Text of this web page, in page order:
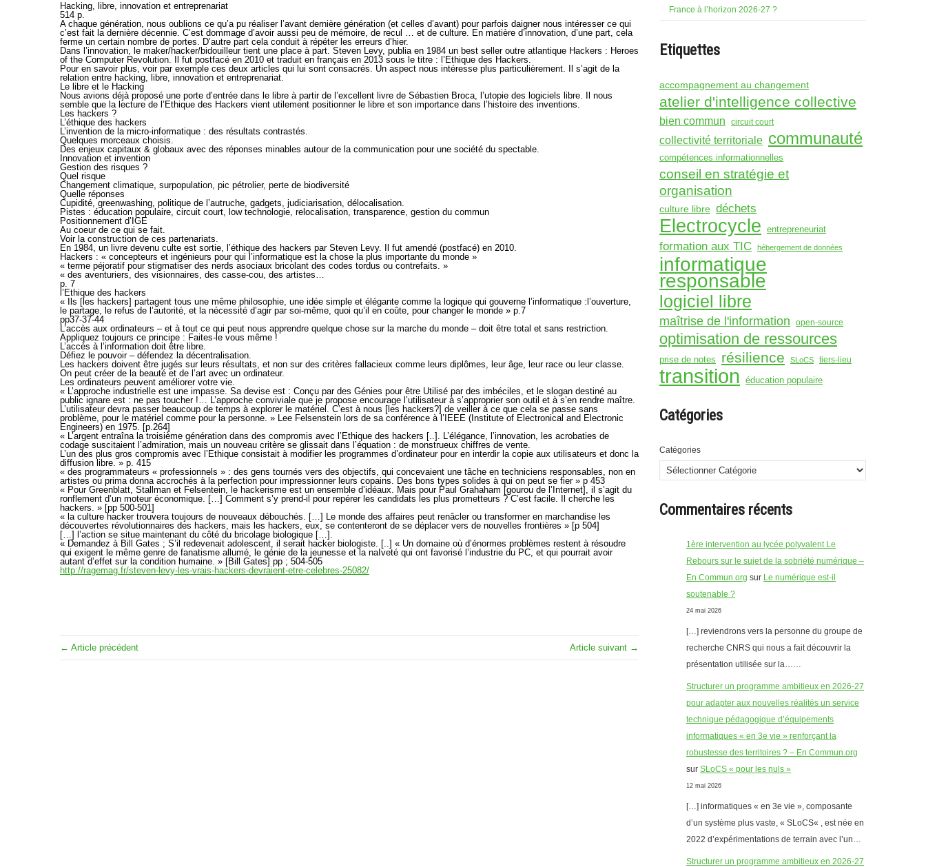
Hacking, libre, innovation et entreprenariat
514 p.
A chaque génération, nous oublions ce qu’a pu réaliser l’avant dernière génération (et celles d’avant) pour parfois daigner nous intéresser ce qui
c’est fait la dernière décennie. C’est dommage d’avoir aussi peu de mémoire, de recul … et de culture. En matière d’innovation, d’une part, cela
ferme un certain nombre de portes. D’autre part cela conduit à répéter les erreurs d’hier.
Dans l’innovation, le maker/hacker/bidouilleur tient une place à part. Steven Levy, publia en 1984 un best seller outre atlantique Hackers : Heroes
of the Computer Revolution. Il fut postfacé en 2010 et traduit en français en 2013 sous le titre : l’Ethique des Hackers.
Pour en savoir plus, voir par exemple ces deux articles qui lui sont consacrés. Un aspect nous intéresse plus particulièrement. Il s’agit de la
relation entre hacking, libre, innovation et entreprenariat.
Le libre et le Hacking
Nous avions déjà proposé une porte d’entrée dans le libre à partir de l’excellent livre de Sébastien Broca, l’utopie des logiciels libre. Il nous
semble que la lecture de l’Ethique des Hackers vient utilement positionner le libre et son importance dans l’histoire des inventions.
Les hackers ?
L’éthique des hackers
L’invention de la micro-informatique : des résultats contrastés.
Quelques morceaux choisis.
Des enjeux capitaux & globaux avec des réponses minables autour de la communication pour une société du spectable.
Innovation et invention
Gestion des risques ?
Quel risque
Changement climatique, surpopulation, pic pétrolier, perte de biodiversité
Quelle réponses
Cupidité, greenwashing, politique de l’autruche, gadgets, judiciarisation, délocalisation.
Pistes : éducation populaire, circuit court, low technologie, relocalisation, transparence, gestion du commun
Positionnement d’IGE
Au coeur de ce qui se fait.
Voir la construction de ces partenariats.
En 1984, un livre devenu culte est sortie, l’éthique des hackers par Steven Levy. Il fut amendé (postfacé) en 2010.
Hackers : « concepteurs et ingénieurs pour qui l’informatique est la chose la plus importante du monde »
« terme péjoratif pour stigmatiser des nerds asociaux bricolant des codes tordus ou contrefaits. »
« des aventuriers, des visionnaires, des casse-cou, des artistes…
p. 7
l’Ethique des hackers
« Ils [les hackers] partagent tous une même philosophie, une idée simple et élégante comme la logique qui gouverne l’informatique :l’ouverture,
le partage, le refus de l’autorité, et la nécessité d’agir par soi-même, quoi qu’il en coûte, pour changer le monde » p.7
pp37-37-44
L’accès aux ordinateurs – et à tout ce qui peut nous apprendre quelque chose sur la marche du monde – doit être total et sans restriction.
Appliquez toujours ce principe : Faites-le vous même !
L’accès à l’information doit être libre.
Défiez le pouvoir – défendez la décentralisation.
Les hackers doivent être jugés sur leurs résultats, et non sur des critères fallacieux comme leurs diplômes, leur âge, leur race ou leur classe.
On peut créer de la beauté et de l’art avec un ordinateur.
Les ordinateurs peuvent améliorer votre vie.
« L’approche industrielle est une impasse. Sa devise est : Conçu par des Génies pour être Utilisé par des imbéciles, et le slogan destiné au
public ignare est : ne pas toucher !… L’approche conviviale que je propose encourage l’utilisateur à s’approprier son outil et à s’en rendre maître.
L’utilisateur devra passer beaucoup de temps à explorer le matériel. C’est à nous [les hackers?] de veiller à ce que cela se passe sans
problème, pour le matériel comme pour la personne. » Lee Felsenstein lors de sa conférence à l’IEEE (Institute of Electronical and Electronic
Engineers) en 1975. [p.264]
« L’argent entraîna la troisième génération dans des compromis avec l’Ethique des hackers [..]. L’élégance, l’innovation, les acrobaties de
codage suscitaient l’admiration, mais un nouveau critère se glissait dans l’équation : de monstrueux chiffres de vente.
L’un des plus gros compromis avec l’Ethique consistait à modifier les programmes d’ordinateur pour en interdir la copie aux utilisateurs et donc la
diffusion libre. » p. 415
« des programmateurs « professionnels » : des gens tournés vers des objectifs, qui concevaient une tâche en techniciens responsables, non en
artistes ou prima donna accrochés à la perfection pour impressionner leurs copains. Des bons types solides à qui on peut se fier » p 453
« Pour Greenblatt, Stallman et Felsentein, le hackerisme est un ensemble d’idéaux. Mais pour Paul Grahaham [gourou de l’Internet], il s’agit du
ronflement d’un moteur économique. […] Comment s’y prend-il pour repérer les candidats les plus prometteurs ? C’est facile. Il cherche les
hackers. » [pp 500-501]
« la culture hacker trouvera toujours de nouveaux débouchés. […] Le monde des affaires peut renâcler ou transformer en marchandise les
découvertes révolutionnaires des hackers, mais les hackers, eux, se contenteront de se déplacer vers de nouvelles frontières » [p 504]
[…] l’action se situe maintenant du côté du bricolage biologique […].
« Demandez à Bill Gates ; S’il redevenait adolescent, il serait hacker biologiste. [..] « Un domaine où d’énormes problèmes restent à résoudre
qui exigent le même genre de fanatisme allumé, le génie de la jeunesse et la naIveté qui ont favorisé l’industrie du PC, et qui pourrait avoir
autant d’effet sur la condition humaine. » [Bill Gates] pp ; 504-505
http://ragemag.fr/steven-levy-les-vrais-hackers-devraient-etre-celebres-25082/
← Article précédent Article suivant →
France à l’horizon 2026-27 ?
Etiquettes
accompagnement au changement
atelier d'intelligence collective
bien commun circuit court
collectivité territoriale communauté
compétences informationnelles
conseil en stratégie et
organisation
culture libre déchets
Electrocycle entrepreneuriat
formation aux TIC hébergement de données
informatique
responsable
logiciel libre
maîtrise de l'information open-source
optimisation de ressources
prise de notes résilience SLoCS tiers-lieu
transition éducation populaire
Catégories
Catégories
Commentaires récents
1ère intervention au lycée polyvalent Le
Rebours sur le sujet de la sobriété numérique –
En Commun.org sur Le numérique est-il
soutenable ?
24 mai 2026
[…] reviendrons vers la personne du groupe de
recherche CNRS qui nous a fait découvrir la
présentation utilisée sur la……
Structurer un programme ambitieux en 2026-27
pour adapter aux nouvelles réalités un service
technique pédagogique d’équipements
informatiques « en 3e vie » renforçant la
robustesse des territoires ? – En Commun.org
sur SLoCS « pour les nuls »
12 mai 2026
[…] informatiques « en 3e vie », composante
d’un système plus vaste, « SLoCS« , est née en
2022 d’expérimentations de terrain avec l’un…
Structurer un programme ambitieux en 2026-27